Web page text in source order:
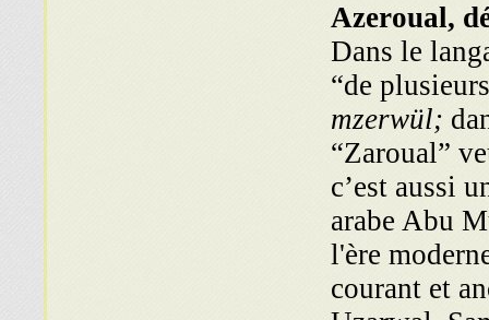
Azeroual,
Dans le
“de
mzerwül;
“Zaroual”
c’est aussi
arabe Abu
l'ère
courant et